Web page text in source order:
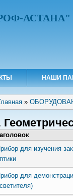
АСТАНА"
НАШИ
здесь
»
для изучения
для